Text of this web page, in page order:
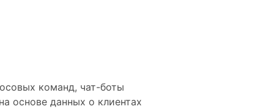
команд, чат-боты
основе данных о клиентах